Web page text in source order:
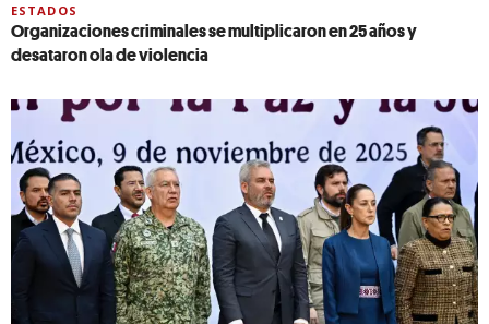
ESTADOS
Organizaciones criminales se multiplicaron en 25 años y
desataron ola de violencia